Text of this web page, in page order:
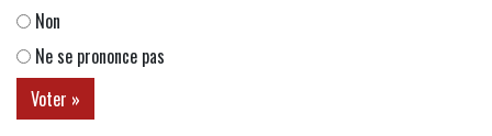
Non
Ne se prononce pas